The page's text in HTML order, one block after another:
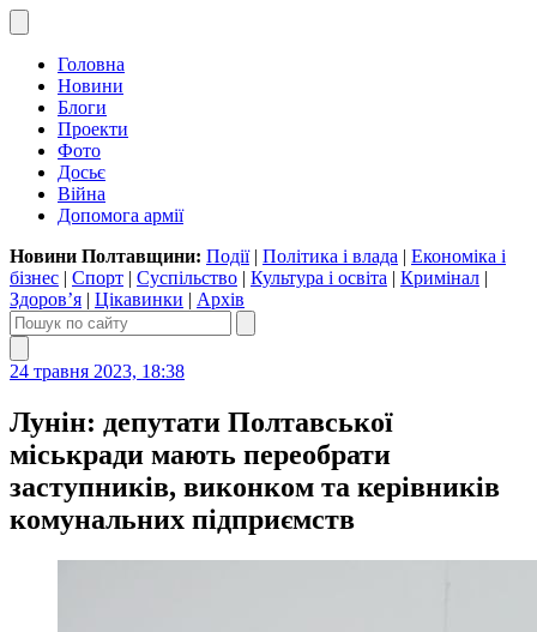
Головна
Новини
Блоги
Проекти
Фото
Досьє
Війна
Допомога армії
Новини Полтавщини: Події| Політика і влада | Економіка і
бізнес | Спорт | Суспільство | Культура і освіта | Кримінал |
Здоров’я | Цікавинки | Архів
24 травня 2023, 18:38
Лунін: депутати Полтавської
міськради мають переобрати
заступників, виконком та керівників
комунальних підприємств